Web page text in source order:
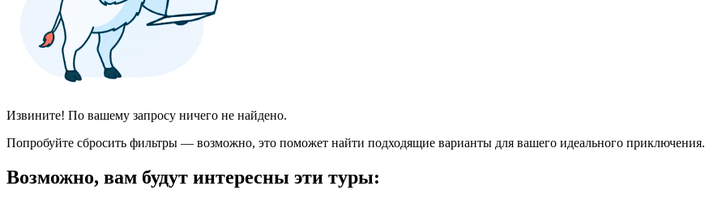
Извините! По вашему запросу ничего не найдено.
Попробуйте сбросить фильтры — возможно, это поможет найти подходящие варианты для вашего идеального приключения.
Возможно, вам будут интересны эти туры: